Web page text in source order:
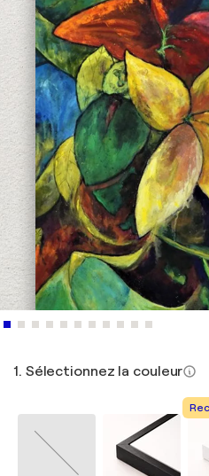
1. Sélectionnez la couleur